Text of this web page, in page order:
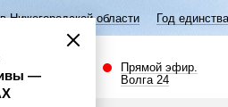
Год единства народов России
Прямой эфир.
Волга 24
—